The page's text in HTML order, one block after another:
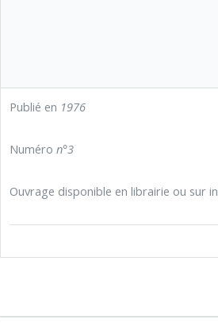
Publié en 1976
Numéro n°3
Ouvrage disponible en librairie ou sur